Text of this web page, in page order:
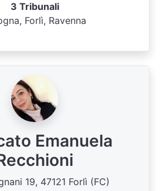
3 Tribunali
Forlì, Ravenna
Emanuela
19, 47121 Forlì (FC)